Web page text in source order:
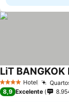
4 EstrelasHotel
LiT
8,9 Excelente